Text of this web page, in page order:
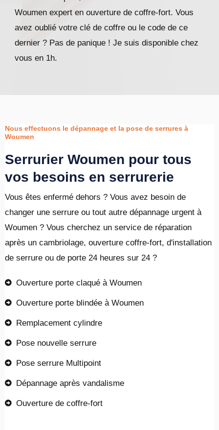
Woumen expert en ouverture de coffre-fort. Vous
avez oublié votre clé de coffre ou le code de ce
dernier ? Pas de panique ! Je suis disponible chez
vous en 1h.
Nous effectuons le dépannage et la pose de serrures à
Woumen
Serrurier Woumen pour tous
vos besoins en serrurerie
Vous êtes enfermé dehors ? Vous avez besoin de
changer une serrure ou tout autre dépannage urgent à
Woumen ? Vous cherchez un service de réparation
après un cambriolage, ouverture coffre-fort, d'installation
de serrure ou de porte 24 heures sur 24 ?
Ouverture porte claqué à Woumen
Ouverture porte blindée à Woumen
Remplacement cylindre
Pose nouvelle serrure
Pose serrure Multipoint
Dépannage après vandalisme
Ouverture de coffre-fort